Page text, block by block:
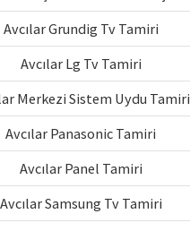
Avcılar Grundig Tv Tamiri
Avcılar Lg Tv Tamiri
Merkezi Sistem Uydu Tamiri
Avcılar Panasonic Tamiri
Avcılar Panel Tamiri
Avcılar Samsung Tv Tamiri